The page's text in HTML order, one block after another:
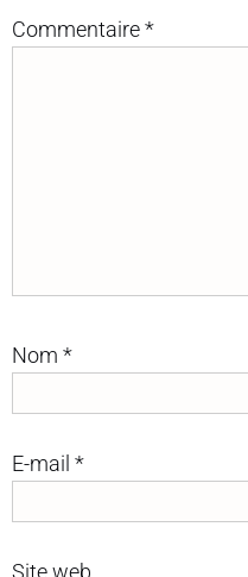
Commentaire*
Nom *
E-mail *
Site web